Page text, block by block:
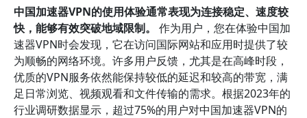
中国加速器VPN的使用体验通常表现为连接稳定、速度较
快，能够有效突破地域限制。
作为用户，您在体验中国加
速器VPN时会发现，它在访问国际网站和应用时提供了较
为顺畅的网络环境。许多用户反馈，尤其是在高峰时段，
优质的VPN服务依然能保持较低的延迟和较高的带宽，满
足日常浏览、视频观看和文件传输的需求。根据2023年的
行业调研数据显示，超过75%的用户对中国加速器VPN的